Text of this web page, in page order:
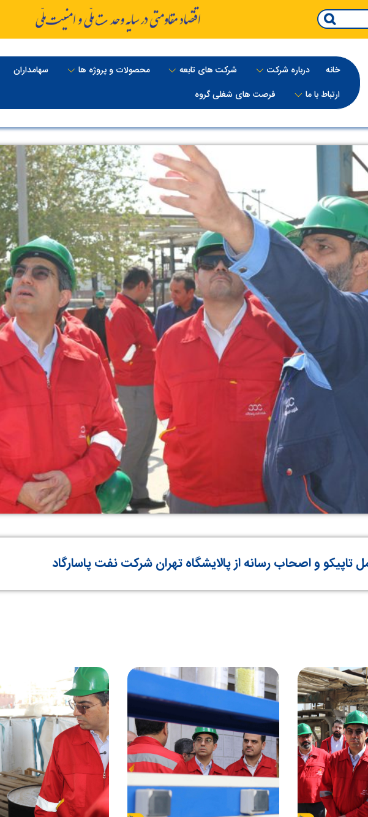
خانه درباره‌ شرکت شرکت های تابعه محصولات و پروژه ها سهامداران
ارتباط با ما
فرصت های شغلی گروه
تاپیکو و اصحاب رسانه از پالایشگاه تهران شرکت نفت پاسارگاد